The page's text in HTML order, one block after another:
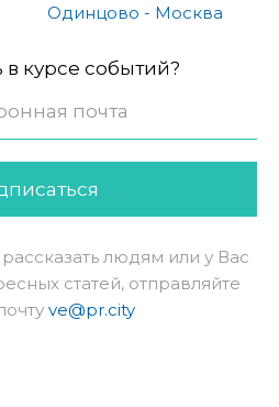
Одинцово - Москва
в курсе событий?
людям или у Вас
статей, отправляйте
ve@pr.city